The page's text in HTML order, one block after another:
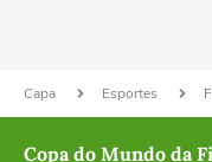
Capa Esportes
Copa do Mundo da